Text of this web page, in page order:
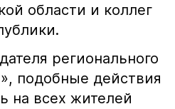
области и коллег
регионального
подобные действия
на всех жителей